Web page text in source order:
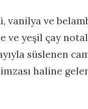
vanilya ve
ve yeşil çay
süslenen
haline